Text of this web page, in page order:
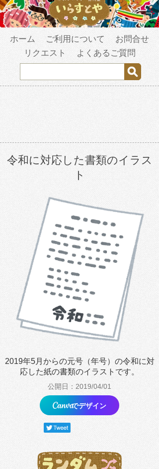
ホーム ご利用について
お問合せ
リクエスト
よくあるご質問
令和に対応した書類のイラス
ト
2019年5月からの元号（年号）の令和に対
応した紙の書類のイラストです。
公開日：2019/04/01
でデザイン